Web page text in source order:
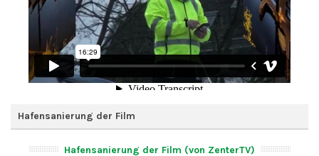
Hafensanierung der Film
Hafensanierung der Film (von ZenterTV)